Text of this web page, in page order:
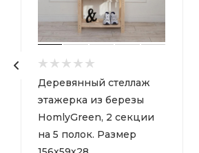
Деревянный стеллаж
этажерка из березы
HomlyGreen, 2 секции
на 5 полок. Размер